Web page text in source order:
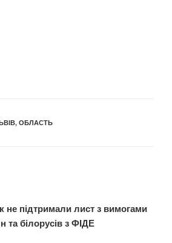
, ОБЛАСТЬ
не підтримали лист з вимогами
та білорусів з ФІДЕ